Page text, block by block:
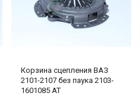
Корзина сцепления ВАЗ
2101-2107 без паука 2103-
1601085 AT